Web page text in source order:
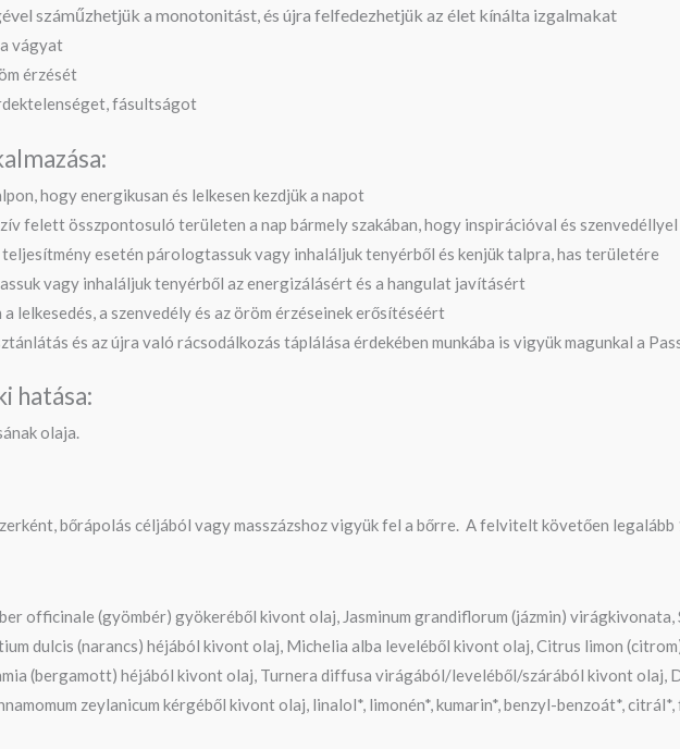
száműzhetjük a monotonitást, és újra felfedezhetjük az élet kínálta izgalmakat
vágyat
érzését
fásultságot
hogy energikusan és lelkesen kezdjük a napot
felett összpontosuló területen a nap bármely szakában, hogy inspirációval és
esetén párologtassuk vagy inhaláljuk tenyérből és kenjük talpra, has területére
vagy inhaláljuk tenyérből az energizálásért és a hangulat javításért
a lelkesedés, a szenvedély és az öröm érzéseinek erősítéséért
és az újra való rácsodálkozás táplálása érdekében munkába is vigyük magunkal a
hatása:
olaja.
bőrápolás céljából vagy masszázshoz vigyük fel a bőrre. A felvitelt követően
officinale (gyömbér) gyökeréből kivont olaj, Jasminum grandiflorum (jázmin)
dulcis (narancs) héjából kivont olaj, Michelia alba leveléből kivont olaj, Citrus limon
(bergamott) héjából kivont olaj, Turnera diffusa virágából/leveléből/szárából kivont olaj,
zeylanicum kérgéből kivont olaj, linalol*, limonén*, kumarin*, benzyl-benzoát*,